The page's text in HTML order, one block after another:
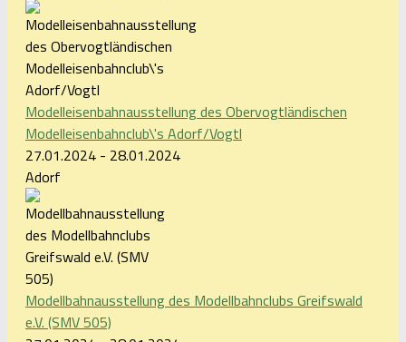
Modelleisenbahnausstellung des Obervogtländischen
Modelleisenbahnclub\'s Adorf/Vogtl
27.01.2024 - 28.01.2024
Adorf
Modellbahnausstellung des Modellbahnclubs Greifswald
e.V. (SMV 505)